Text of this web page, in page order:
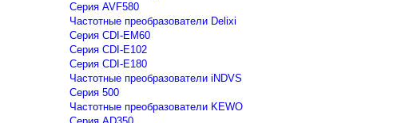
Серия AVF580
Частотные преобразователи Delixi
Серия CDI-EM60
Серия CDI-E102
Серия CDI-E180
Частотные преобразователи iNDVS
Серия 500
Частотные преобразователи KEWO